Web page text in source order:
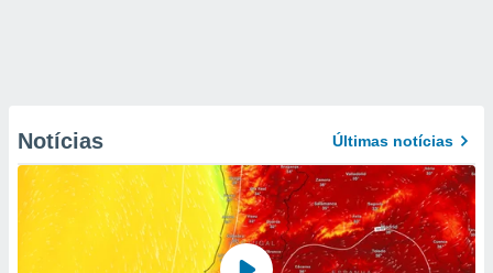
Notícias Últimas notícias